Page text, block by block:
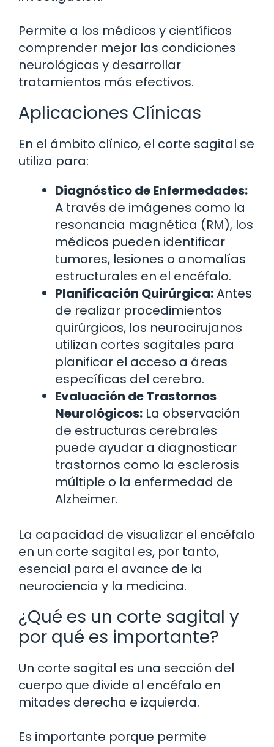
Permite a los médicos y científicos
comprender mejor las condiciones
neurológicas y desarrollar
tratamientos más efectivos.
Aplicaciones Clínicas
En el ámbito clínico, el corte sagital se
utiliza para:
Diagnóstico de Enfermedades:
A través de imágenes como la
resonancia magnética (RM), los
médicos pueden identificar
tumores, lesiones o anomalías
estructurales en el encéfalo.
Planificación Quirúrgica:Antes
de realizar procedimientos
quirúrgicos, los neurocirujanos
utilizan cortes sagitales para
planificar el acceso a áreas
específicas del cerebro.
Evaluación de Trastornos
Neurológicos: La observación
de estructuras cerebrales
puede ayudar a diagnosticar
trastornos como la esclerosis
múltiple o la enfermedad de
Alzheimer.
La capacidad de visualizar el encéfalo
en un corte sagital es, por tanto,
esencial para el avance de la
neurociencia y la medicina.
¿Qué es un corte sagital y
por qué es importante?
Un corte sagital es una sección del
cuerpo que divide al encéfalo en
mitades derecha e izquierda.
Es importante porque permite